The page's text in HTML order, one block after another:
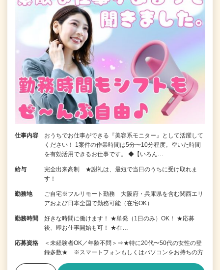
仕事内容
おうちでお仕事ができる『美容系モニター』として活躍して
ください！ 1案件の作業時間は5分〜10分程度。空いた時間
を有効活用できるお仕事です。 ◆【いろん…
給与
完全出来高制 ★謝礼は、最短で当日のうちに受け取れま
す！
勤務地
ご自宅※フルリモート勤務 大阪府・兵庫県を含む関西エリ
アおよび日本全国で勤務可能（在宅OK）
勤務時間
好きな時間に働けます！ ★単発（1日のみ）OK！ ★応募
後、即お仕事開始も可！ ★在…
応募資格
＜未経験者OK／年齢不問＞⇒★特に20代〜50代の女性の登
録多数★ ※スマートフォンもしくはパソコンをお持ちの方